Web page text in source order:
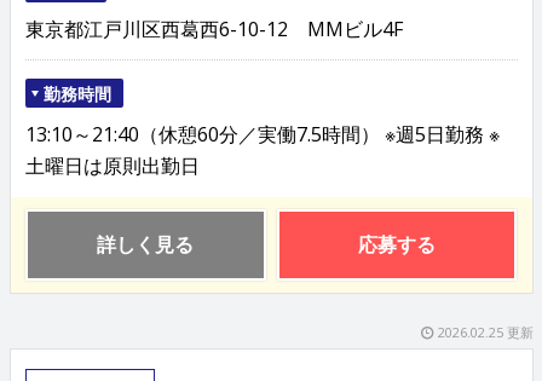
東京都江戸川区西葛西6-10-12 MMビル4F
勤務時間
13:10～21:40（休憩60分／実働7.5時間） ※週5日勤務 ※
土曜日は原則出勤日
詳しく見る 応募する
2026.02.25 更新